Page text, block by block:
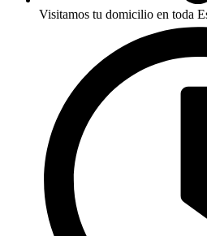
Visitamos tu domicilio en toda